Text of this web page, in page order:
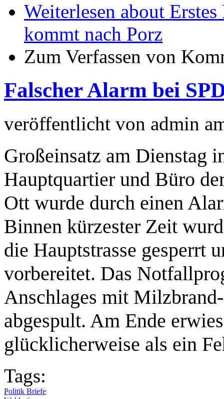
Weiterlesen about
kommt nach Porz
Zum Verfassen von
Falscher Alarm bei
veröffentlicht von admin
Großeinsatz am Dienstag
Hauptquartier und Büro
Ott wurde durch einen
Binnen kürzester Zeit
die Hauptstrasse gesperrt
vorbereitet. Das
Anschlages mit
abgespult. Am Ende
glücklicherweise als ein
Tags:
Politik Briefe